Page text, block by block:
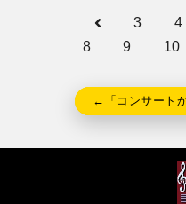
3 4
8
9 10
←「コンサート